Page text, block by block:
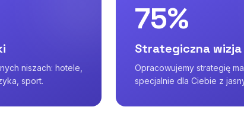
niszach: hotele,
sport.
75%
Strategiczna wizja
Opracowujemy strategię
specjalnie dla Ciebie z